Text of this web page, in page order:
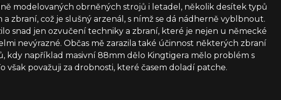
modelovaných obrněných strojů i letadel, několik desítek typů
zbraní, což je slušný arzenál, s nímž se dá nádherně vyblbnout.
snad jen ozvučení techniky a zbraní, které je nejen u německé
nevýrazné. Občas mě zarazila také účinnost některých zbraní
kdy například masivní 88mm dělo Kingtigera mělo problém s
však považuji za drobnosti, které časem doladí patche.